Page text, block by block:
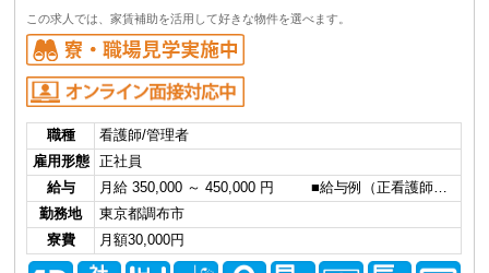
この求人では、家賃補助を活用して好きな物件を選べます。
職種
看護師/管理者
雇用形態
正社員
給与
月給 350,000 ～ 450,000 円 ■給与例（正看護師…
勤務地
東京都調布市
寮費
月額30,000円